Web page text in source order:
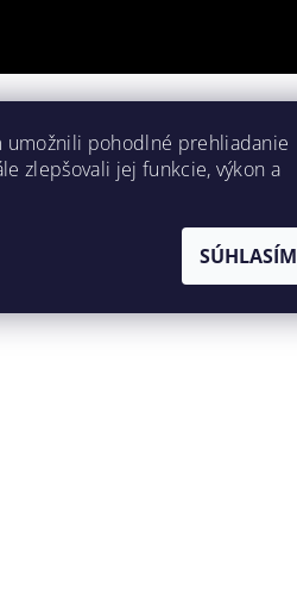
umožnili pohodlné prehliadanie
zlepšovali jej funkcie, výkon a
SÚHLASÍM